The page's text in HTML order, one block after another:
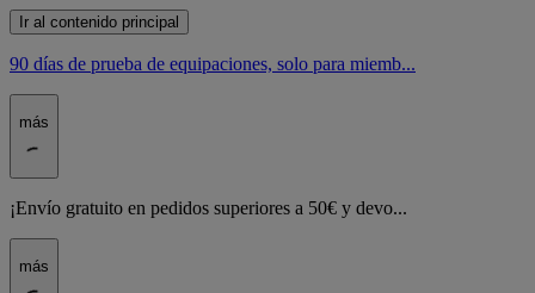
Ir al contenido principal
90 días de prueba de equipaciones, solo para miemb...
más
¡Envío gratuito en pedidos superiores a 50€ y devo...
más